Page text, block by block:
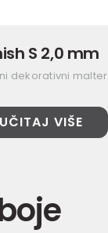
S 2,0 mm
dekorativni malter
UČITAJ VIŠE